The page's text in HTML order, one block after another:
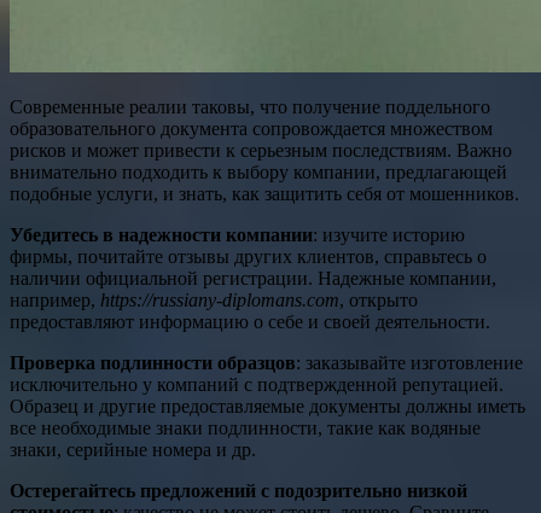
Современные реалии таковы, что получение поддельного
образовательного документа сопровождается множеством
рисков и может привести к серьезным последствиям. Важно
внимательно подходить к выбору компании, предлагающей
подобные услуги, и знать, как защитить себя от мошенников.
Убедитесь в надежности компании: изучите историю
фирмы, почитайте отзывы других клиентов, справьтесь о
наличии официальной регистрации. Надежные компании,
например, https://russiany-diplomans.com, открыто
предоставляют информацию о себе и своей деятельности.
Проверка подлинности образцов: заказывайте изготовление
исключительно у компаний с подтвержденной репутацией.
Образец и другие предоставляемые документы должны иметь
все необходимые знаки подлинности, такие как водяные
знаки, серийные номера и др.
Остерегайтесь предложений с подозрительно низкой